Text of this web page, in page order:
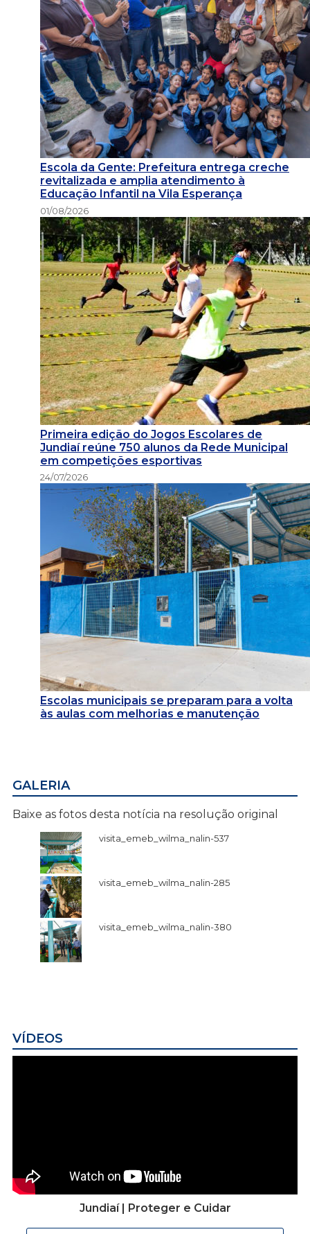
Escola da Gente: Prefeitura entrega creche
revitalizada e amplia atendimento à
Educação Infantil na Vila Esperança
01/08/2026
Primeira edição do Jogos Escolares de
Jundiaí reúne 750 alunos da Rede Municipal
em competições esportivas
24/07/2026
Escolas municipais se preparam para a volta
às aulas com melhorias e manutenção
GALERIA
Baixe as fotos desta notícia na resolução original
visita_emeb_wilma_nalin-537
visita_emeb_wilma_nalin-285
visita_emeb_wilma_nalin-380
VÍDEOS
Jundiaí | Proteger e Cuidar